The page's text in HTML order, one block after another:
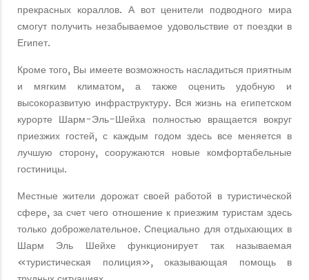
прекрасных кораллов. А вот ценители подводного мира
смогут получить незабываемое удовольствие от поездки в
Египет.
Кроме того, Вы имеете возможность насладиться приятным
и мягким климатом, а также оценить удобную и
высокоразвитую инфраструктуру. Вся жизнь на египетском
курорте Шарм-Эль-Шейха полностью вращается вокруг
приезжих гостей, с каждым годом здесь все меняется в
лучшую сторону, сооружаются новые комфортабельные
гостиницы.
Местные жители дорожат своей работой в туристической
сфере, за счет чего отношение к приезжим туристам здесь
только доброжелательное. Специально для отдыхающих в
Шарм Эль Шейхе функционирует так называемая
«туристическая полиция», оказывающая помощь в